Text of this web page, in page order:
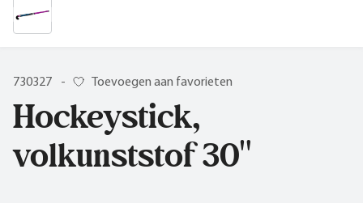
730327 - Toevoegen aan favorieten
Hockeystick,
volkunststof 30"